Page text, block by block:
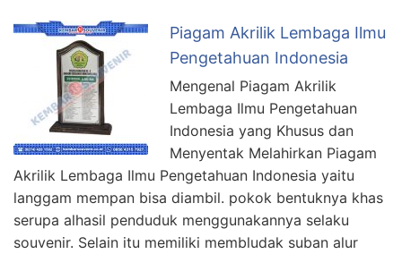
Piagam Akrilik Lembaga Ilmu
Pengetahuan Indonesia
Mengenal Piagam Akrilik
Lembaga Ilmu Pengetahuan
Indonesia yang Khusus dan
Menyentak Melahirkan Piagam
Akrilik Lembaga Ilmu Pengetahuan Indonesia yaitu
langgam mempan bisa diambil. pokok bentuknya khas
serupa alhasil penduduk menggunakannya selaku
souvenir. Selain itu memiliki membludak suban alur